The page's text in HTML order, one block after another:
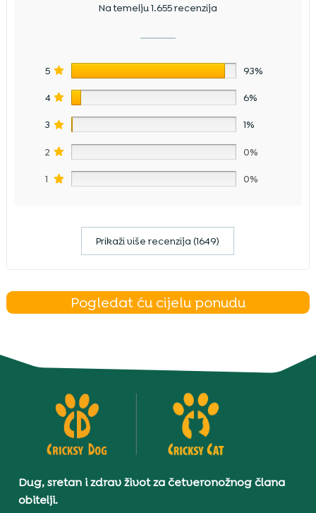
Na temelju 1.655 recenzija
5 93%
4 6%
3 1%
2 0%
1 0%
Prikaži više recenzija (1649)
Pogledat ću cijelu ponudu
Dug, sretan i zdrav život za četveronožnog člana
obitelji.